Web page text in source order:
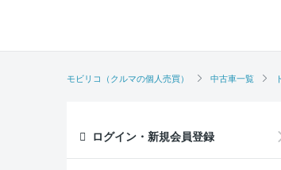
モビリコ（クルマの個人売買） 中古車一覧
ログイン・新規会員登録